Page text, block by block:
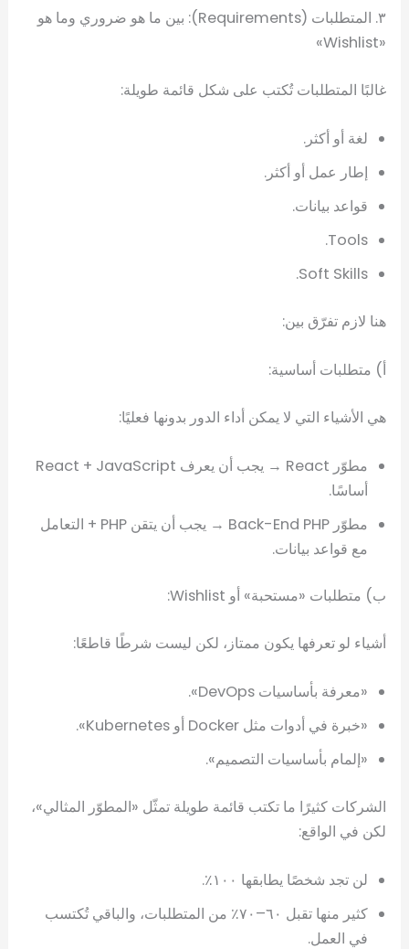
٣. المتطلبات (Requirements): بين ما هو ضروري وما هو
«Wishlist»
غالبًا المتطلبات تُكتب على شكل قائمة طويلة:
لغة أو أكثر.
إطار عمل أو أكثر.
قواعد بيانات.
Tools.
Soft Skills.
هنا لازم تفرّق بين:
أ) متطلبات أساسية:
هي الأشياء التي لا يمكن أداء الدور بدونها فعليًا:
مطوّر React → يجب أن يعرف React + JavaScript
أساسًا.
مطوّر Back-End PHP → يجب أن يتقن PHP + التعامل
مع قواعد بيانات.
ب) متطلبات «مستحبة» أو Wishlist:
أشياء لو تعرفها يكون ممتاز، لكن ليست شرطًا قاطعًا:
«معرفة بأساسيات DevOps».
«خبرة في أدوات مثل Docker أو Kubernetes».
«إلمام بأساسيات التصميم».
الشركات كثيرًا ما تكتب قائمة طويلة تمثّل «المطوّر المثالي»،
لكن في الواقع:
لن تجد شخصًا يطابقها ١٠٠٪.
كثير منها تقبل ٦٠–٧٠٪ من المتطلبات، والباقي تُكتسب
في العمل.